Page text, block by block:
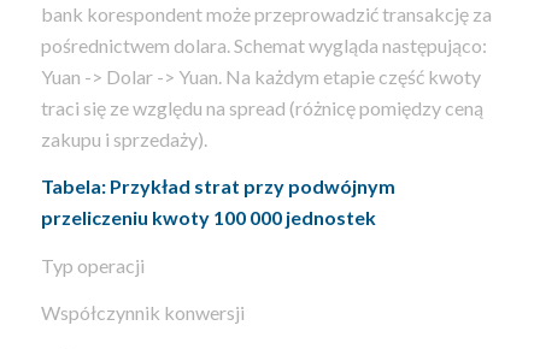
bank korespondent może przeprowadzić transakcję za
pośrednictwem dolara. Schemat wygląda następująco:
Yuan -> Dolar -> Yuan. Na każdym etapie część kwoty
traci się ze względu na spread (różnicę pomiędzy ceną
zakupu i sprzedaży).
Tabela: Przykład strat przy podwójnym
przeliczeniu kwoty 100 000 jednostek
Typ operacji
Współczynnik konwersji